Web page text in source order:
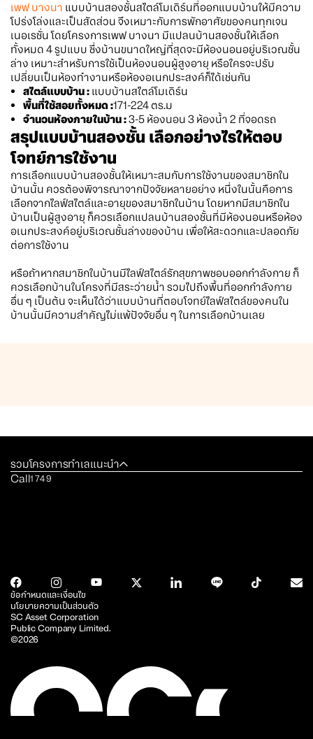
เพฟ บางนา แบบบ้านสองชั้นสไตล์โมเดิร์นที่ออกแบบบ้านให้มีความ
โปร่งโล่งและเป็นสัดส่วน จึงเหมาะกับการพักอาศัยของคนทุกเจน
เนอเรชั่น โดยโครงการเพฟ บางนา มีแปลนบ้านสองชั้นให้เลือก
ทั้งหมด 4 รูปแบบ ซึ่งบ้านขนาดใหญ่ที่สุดจะมีห้องนอนอยู่บริเวณชั้น
ล่าง เหมาะสำหรับการใช้เป็นห้องนอนผู้สูงอายุ หรือใครจะปรับ
เปลี่ยนเป็นห้องทำงานหรือห้องอเนกประสงค์ก็ได้เช่นกัน
สไตล์แบบบ้าน : แบบบ้านสไตล์โมเดิร์น
พื้นที่ใช้สอยทั้งหมด :171-224 ตร.ม
จำนวนห้องภายในบ้าน :3-5 ห้องนอน 3 ห้องน้ำ 2 ที่จอดรถ
สรุปแบบบ้านสองชั้น เลือกอย่างไรให้ตอบ
โจทย์การใช้งาน
การเลือกแบบบ้านสองชั้นให้เหมาะสมกับการใช้งานของสมาชิกใน
บ้านนั้น ควรต้องพิจารณาจากปัจจัยหลายอย่าง หนึ่งในนั้นคือการ
เลือกจากไลฟ์สไตล์และอายุของสมาชิกในบ้าน โดยหากมีสมาชิกใน
บ้านเป็นผู้สูงอายุ ก็ควรเลือกแปลนบ้านสองชั้นที่มีห้องนอนหรือห้อง
อเนกประสงค์อยู่บริเวณชั้นล่างของบ้าน เพื่อให้สะดวกและปลอดภัย
ต่อการใช้งาน
หรือถ้าหากสมาชิกในบ้านมีไลฟ์สไตล์รักสุขภาพชอบออกกำลังกาย ก็
ควรเลือกบ้านในโครงที่มีสระว่ายน้ำ รวมไปถึงพื้นที่ออกกำลังกาย
อื่น ๆ เป็นต้น จะเห็นได้ว่าแบบบ้านที่ตอบโจทย์ไลฟ์สไตล์ของคนใน
บ้านนั้นมีความสำคัญไม่แพ้ปัจจัยอื่น ๆ ในการเลือกบ้านเลย
รวมโครงการทำเลแนะนำ
Call1749
SC Asset Corporation
Public Company Limited.
©2026
ข้อกำหนดและเงื่อนไข
นโยบายความเป็นส่วนตัว